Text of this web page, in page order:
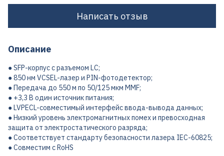
Написать отзыв
Описание
● SFP-корпус с разъемом LC;
● 850 нм VCSEL-лазер и PIN-фотодетектор;
● Передача до 550 м по 50/125 мкм MMF;
● +3,3 В один источник питания;
● LVPECL-совместимый интерфейс ввода-вывода данных;
● Низкий уровень электромагнитных помех и превосходная
защита от электростатического разряда;
● Соответствует стандарту безопасности лазера IEC-60825;
● Совместим с RoHS